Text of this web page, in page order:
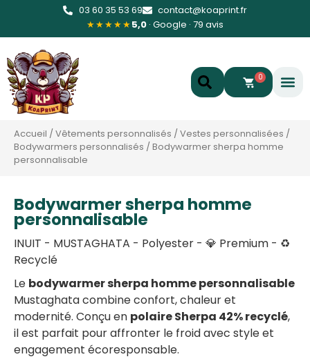
03 60 35 53 69
contact@koaprint.fr
★★★★★5,0 · Google · 79 avis
0
Accueil /Vêtements personnalisés /Vestes personnalisées /
Bodywarmers personnalisés /Bodywarmer sherpa homme
personnalisable
Bodywarmer sherpa homme
personnalisable
INUIT - MUSTAGHATA - Polyester - 💎 Premium - ♻️
Recyclé
Le bodywarmer sherpa homme personnalisable
Mustaghata combine confort, chaleur et
modernité. Conçu en polaire Sherpa 42% recyclé,
il est parfait pour affronter le froid avec style et
engagement écoresponsable.